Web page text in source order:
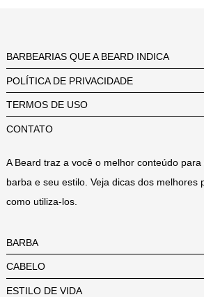
BARBEARIAS QUE A BEARD INDICA
POLÍTICA DE PRIVACIDADE
TERMOS DE USO
CONTATO
A Beard traz a você o melhor conteúdo
barba e seu estilo. Veja dicas dos melhores
como utiliza-los.
BARBA
CABELO
ESTILO DE VIDA